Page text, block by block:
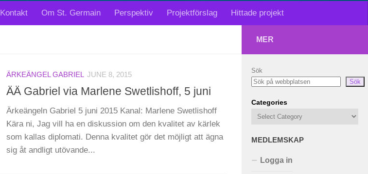
Kontakt Om St. Germain Perspektiv Projektförslag Hittade projekt
ÄRKEÄNGEL GABRIEL JUNE 8, 2015
ÄÄ Gabriel via Marlene Swetlishoff, 5 juni
Ärkeängeln Gabriel 5 juni 2015 Kanal: Marlene Swetlishoff
Kära ni, Jag vill ha en diskussion om den kvalitet av kärlek
som kallas diplomati. Denna kvalitet gör det möjligt att ägna
sig åt andligt utövande...
MER
Sök
Sök
Categories
MEDLEMSKAP
Logga in